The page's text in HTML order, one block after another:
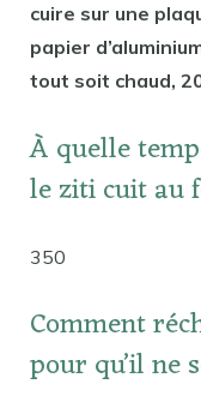
cuire sur une
papier
tout soit chaud,
À quelle
le ziti cuit au
350
Comment
pour qu’il ne